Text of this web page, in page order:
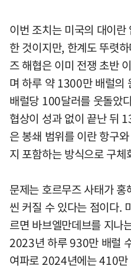
이번 조치는 미국의 대이
한 것이지만, 한계도 뚜렷
즈 해협은 이미 전쟁 초반
며 하루 약 1300만 배럴의
배럴당 100달러를 웃돌았
협상이 성과 없이 끝난 뒤
은 봉쇄 범위를 이란 항구
지 포함하는 방식으로 구체
문제는 호르무즈 사태가
씬 커질 수 있다는 점이다.
르면 바브엘만데브를 지나
2023년 하루 930만 배럴
여파로 2024년에는 410만